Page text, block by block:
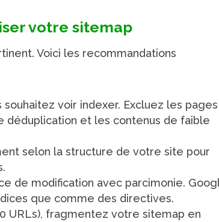
votre sitemap
Voici les recommandations
voir indexer. Excluez les pages
déduplication et les contenus de faible
selon la structure de votre site pour
de modification avec parcimonie.
que comme des directives.
URLs), fragmentez votre sitemap en